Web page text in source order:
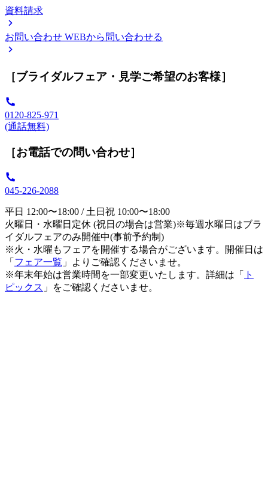
資料請求
お問い合わせ WEBから問い合わせる
［ブライダルフェア・見学ご希望のお客様］
0120-825-971
(通話無料)
［お電話での問い合わせ］
045-226-2088
平日 12:00〜18:00 / 土日祝 10:00〜18:00
火曜日・水曜日定休 (祝日の場合は営業)※毎週水曜日はブラ
イダルフェアのみ開催中(事前予約制)
※火・水曜もフェアを開催する場合がございます。開催日は
「フェア一覧 」よりご確認くださいませ。
※年末年始は営業時間を一部変更いたします。詳細は「 ト
ピックス 」をご確認くださいませ。